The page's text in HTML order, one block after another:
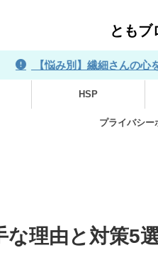
ともブ
【悩み別】繊細さんの心
HSP
プライバシー
な理由と対策5